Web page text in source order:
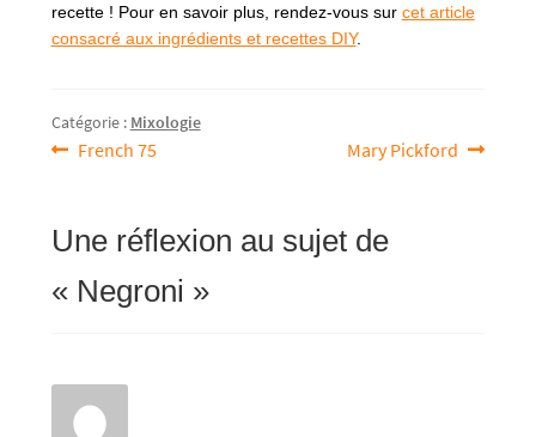
recette ! Pour en savoir plus, rendez-vous sur cet article
consacré aux ingrédients et recettes DIY.
Catégorie : Mixologie
Navigation
l’article
Article
French 75
Article
Mary Pickford
Une réflexion au sujet de
« Negroni »